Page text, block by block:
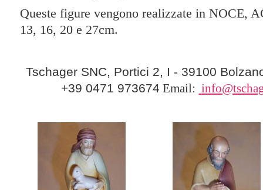
Queste figure vengono realizzate in NOCE,
13, 16, 20 e 27cm.
Tschager SNC, Portici 2, I - 39100
+39 0471 973674 Email: